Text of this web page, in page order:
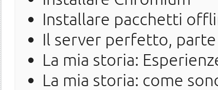
Installare pacchetti
Il server perfetto,
La mia storia:
La mia storia: come